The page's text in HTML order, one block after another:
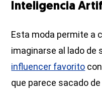
Inteligencia
Esta moda permite a
imaginarse al lado de
influencer favorito
que parece sacado